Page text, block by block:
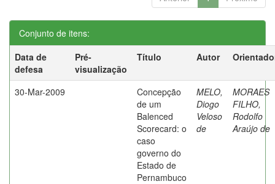
Conjunto de itens:
Data de
defesa
Pré-
visualização
Título Autor
30-Mar-2009
Concepção
de um
Balenced
Scorecard: o
caso
governo do
Estado de
Pernambuco
MELO,
Diogo
Veloso
de
MORAES
FILHO,
Rodolfo
Araújo de